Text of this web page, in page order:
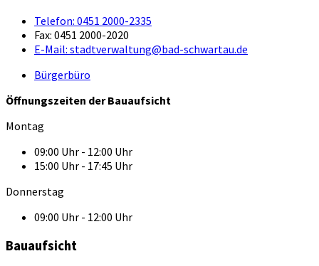
Telefon: 0451 2000-2335
Fax: 0451 2000-2020
E-Mail: stadtverwaltung@bad-schwartau.de
Bürgerbüro
Öffnungszeiten der Bauaufsicht
Montag
09:00 Uhr - 12:00 Uhr
15:00 Uhr - 17:45 Uhr
Donnerstag
09:00 Uhr - 12:00 Uhr
Bauaufsicht